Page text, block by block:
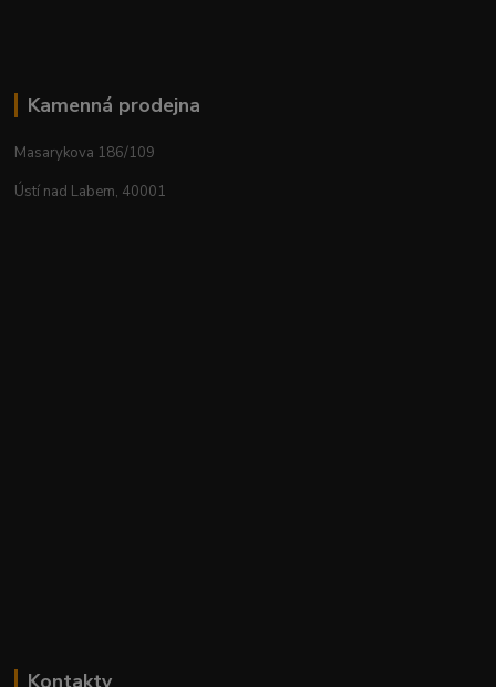
Kamenná prodejna
Masarykova 186/109
Ústí nad Labem, 40001
Kontakty